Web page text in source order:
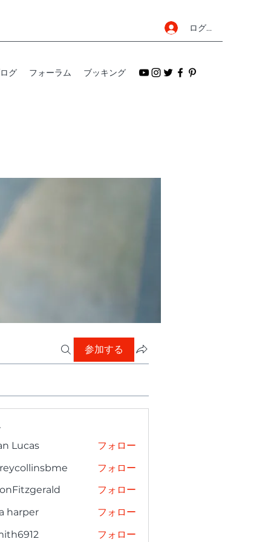
ログイン
グ フォーラム ブッキング
参加する
Lucas フォロー
フォロー
フォロー
harper
フォロー
フォロー